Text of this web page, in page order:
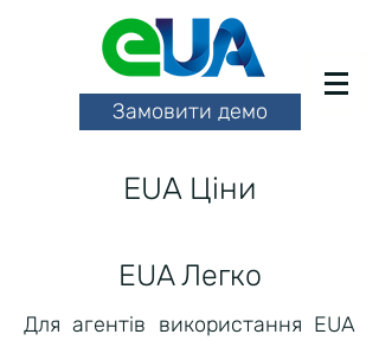
Замовити демо
EUA Ціни
EUA Легко
Для агентів використання EUA